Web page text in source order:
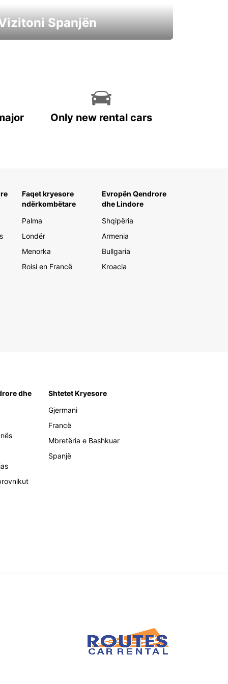
Spanjën
Only new rental cars
Faqet kryesore
ndërkombëtare
Palma
Londër
Menorka
Roisi en Francë
Evropën Qendrore
dhe Lindore
Shqipëria
Armenia
Bullgaria
Kroacia
dhe
Shtetet Kryesore
Gjermani
Francë
Mbretëria e Bashkuar
Spanjë